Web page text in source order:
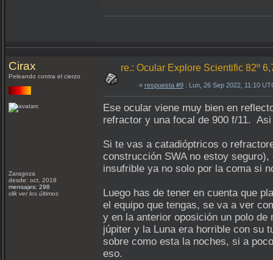
Cirax
Peleando contra el cierzo
Zaragoza
desde: oct, 2018
mensajes: 298
clik ver los últimos
re.: Ocular Explore Scientific 82º
« respuesta #9 : Lun, 26 Sep 2022, 11:10
Ese ocular viene muy bien en
refractor y una focal de 900 f/11.
Si te vas a catadióptricos o
construcción SWA no estoy
insufrible ya no solo por la coma si
Luego has de tener en cuenta que
el equipo que tengas, se va a ver
y en la anterior oposición un polo
júpiter y la Luna era horrible con su
sobre como esta la noches, si a
eso.